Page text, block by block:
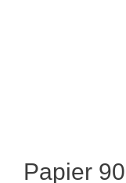
Papier